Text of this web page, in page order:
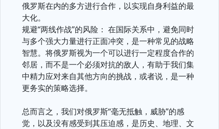
俄罗斯在内的多方进行合作，以实现自身利益的最
大化。
规避“两线作战”的风险： 在国际关系中，避免同时
与多个强大力量进行正面冲突，是一种常见的战略
智慧。将俄罗斯视为一个可以进行一定程度合作的
邻居，而不是一个必须对抗的敌人，有助于我们集
中精力应对来自其他方向的挑战，或者说，是一种
更务实的策略选择。
总而言之，我们对俄罗斯“毫无抵触，威胁”的感
觉，以及没有感受到其压迫感，是历史、地理、文